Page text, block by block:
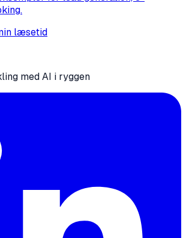
læsetid
med AI i ryggen